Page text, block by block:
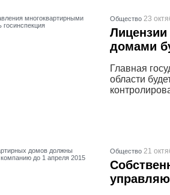
Общество 23
домами
Главная
области
Общество 21